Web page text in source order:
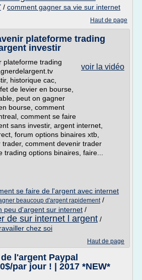
/ comment gagner sa vie sur internet
Haut de page
plateforme trading
investir
voir la vidéo
plateforme trading
historique cac,
de levier en bourse,
peut on gagner
bourse, comment
comment se faire
sans investir, argent internet,
forum options binaires xtb,
comment devenir trader
trading options binaires, faire...
se faire de l'argent avec internet
beaucoup d'argent rapidement/
peu d'argent sur internet /
de sur internet l argent /
chez soi
Haut de page
l'argent Paypal
par jour ! | 2017 *NEW*